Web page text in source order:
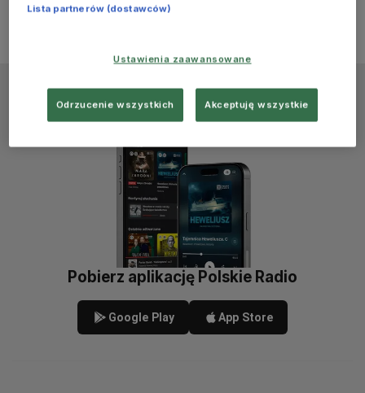
Pobierz aplikację Polskie Radio
Google Play App Store
Lista partnerów (dostawców)
Ustawienia zaawansowane
Odrzucenie wszystkich Akceptuję wszystkie